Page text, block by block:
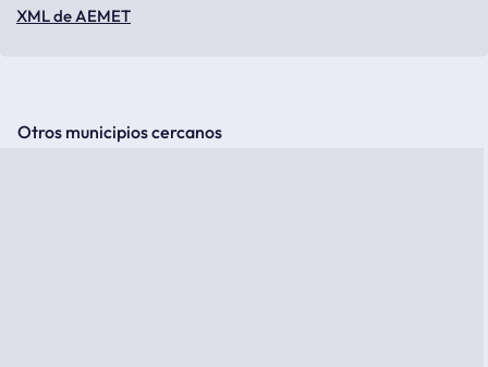
XML de AEMET
Otros municipios cercanos